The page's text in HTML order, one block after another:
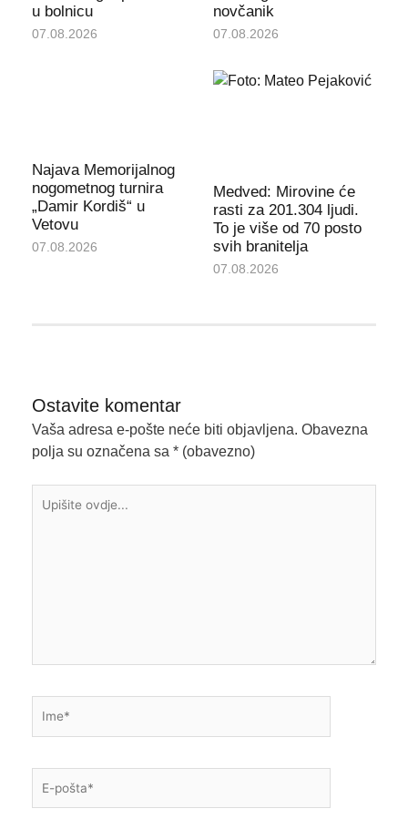
u bolnicu
07.08.2026
novčanik
07.08.2026
Najava Memorijalnog
nogometnog turnira
„Damir Kordiš“ u
Vetovu
07.08.2026
Medved: Mirovine će
rasti za 201.304 ljudi.
To je više od 70 posto
svih branitelja
07.08.2026
Ostavite komentar
Vaša adresa e-pošte neće biti objavljena. Obavezna
polja su označena sa * (obavezno)
ovdje...
pošta*